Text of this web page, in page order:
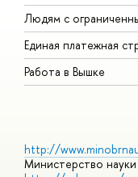
Людям с
Единая платежная
Работа в Вышке
http://
Министерство